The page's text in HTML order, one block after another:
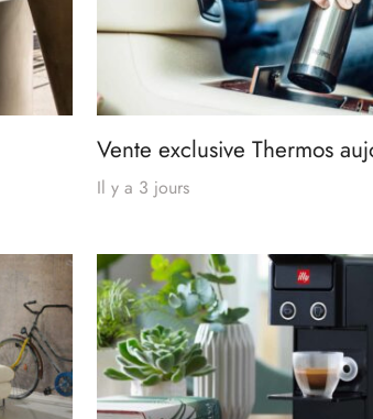
Vente exclusive Thermos
Il y a 3 jours